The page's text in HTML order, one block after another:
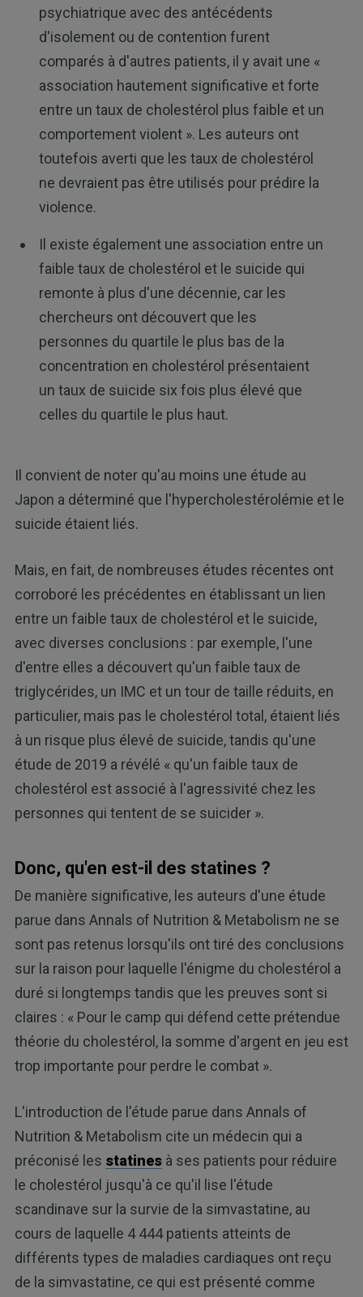
psychiatrique avec des antécédents
d'isolement ou de contention furent
comparés à d'autres patients, il y avait une «
association hautement significative et forte
entre un taux de cholestérol plus faible et un
comportement violent ». Les auteurs ont
toutefois averti que les taux de cholestérol
ne devraient pas être utilisés pour prédire la
violence.
Il existe également une association entre un
faible taux de cholestérol et le suicide qui
remonte à plus d'une décennie, car les
chercheurs ont découvert que les
personnes du quartile le plus bas de la
concentration en cholestérol présentaient
un taux de suicide six fois plus élevé que
celles du quartile le plus haut.
Il convient de noter qu'au moins une étude au
Japon a déterminé que l'hypercholestérolémie et le
suicide étaient liés.
Mais, en fait, de nombreuses études récentes ont
corroboré les précédentes en établissant un lien
entre un faible taux de cholestérol et le suicide,
avec diverses conclusions : par exemple, l'une
d'entre elles a découvert qu'un faible taux de
triglycérides, un IMC et un tour de taille réduits, en
particulier, mais pas le cholestérol total, étaient liés
à un risque plus élevé de suicide, tandis qu'une
étude de 2019 a révélé « qu'un faible taux de
cholestérol est associé à l'agressivité chez les
personnes qui tentent de se suicider ».
Donc, qu'en est-il des statines ?
De manière significative, les auteurs d'une étude
parue dans Annals of Nutrition & Metabolism ne se
sont pas retenus lorsqu'ils ont tiré des conclusions
sur la raison pour laquelle l'énigme du cholestérol a
duré si longtemps tandis que les preuves sont si
claires : « Pour le camp qui défend cette prétendue
théorie du cholestérol, la somme d'argent en jeu est
trop importante pour perdre le combat ».
L'introduction de l'étude parue dans Annals of
Nutrition & Metabolism cite un médecin qui a
préconisé les statinesà ses patients pour réduire
le cholestérol jusqu'à ce qu'il lise l'étude
scandinave sur la survie de la simvastatine, au
cours de laquelle 4 444 patients atteints de
différents types de maladies cardiaques ont reçu
de la simvastatine, ce qui est présenté comme